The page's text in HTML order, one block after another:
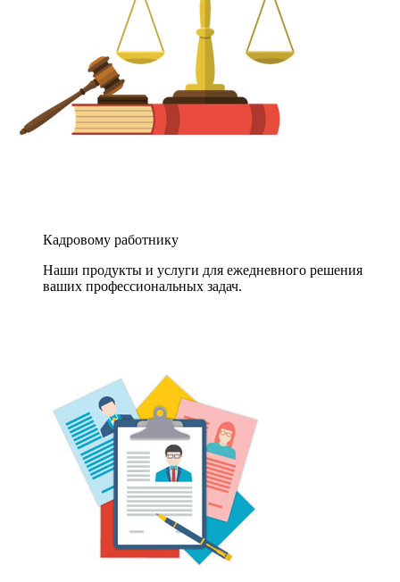
Кадровому работнику
Наши продукты и услуги для ежедневного решения
ваших профессиональных задач.